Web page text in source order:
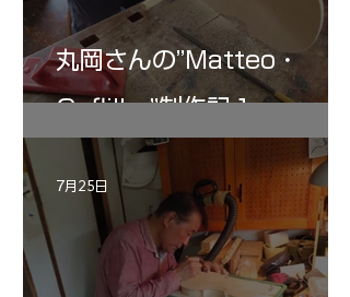
丸岡さんの”Matteo・
Gofliller”制作記１
7月25日